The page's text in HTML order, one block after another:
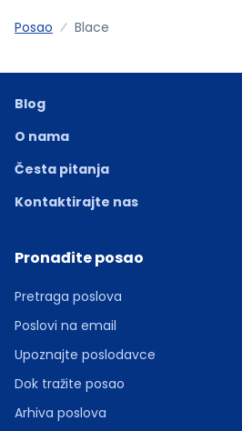
Posao Blace
Blog
O nama
Česta pitanja
Kontaktirajte nas
Pronađite posao
Pretraga poslova
Poslovi na email
Upoznajte poslodavce
Dok tražite posao
Arhiva poslova